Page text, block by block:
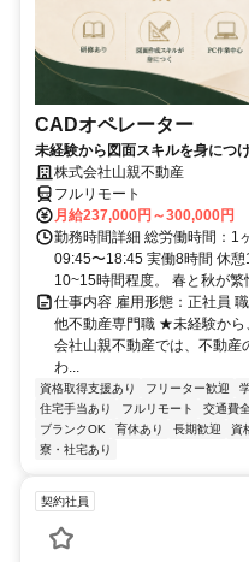
CADオペレーター
未経験から図面スキルを身につ
株式会社山親不動産
フルリモート
月給237,000円～300,000円
勤務時間詳細 総労働時間：1
09:45〜18:45 実働8時間 休
10~15時間程度。 春と秋が繁
仕事内容 雇用形態：正社員
他不動産専門職 ★未経験か
会社山親不動産では、不動産
わ...
資格取得支援あり フリーター歓迎
住宅手当あり
フルリモート 交通費
ブランクOK
育休あり 長期歓迎 資
寮・社宅あり
契約社員